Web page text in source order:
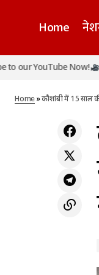
Home
भोजपुरी स्टार पवन
से मांगी माफी, पत्नी
Now!
Home»कौशांबी में 15 साल